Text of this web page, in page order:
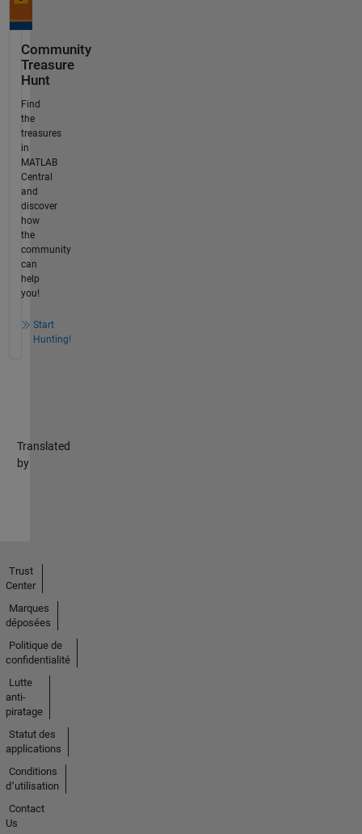
Community
Treasure
Hunt
Find
the
treasures
in
MATLAB
Central
and
discover
how
the
community
can
help
you!
Start
Hunting!
Translated
by
Trust
Center
Marques
déposées
Politique de
confidentialité
Lutte
anti-
piratage
Statut des
applications
Conditions
d՚utilisation
Contact
Us